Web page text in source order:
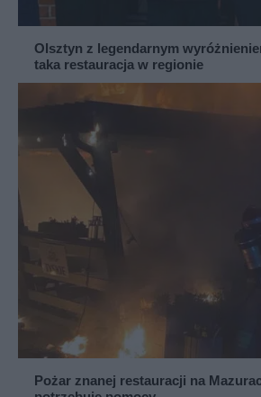
Olsztyn z legendarnym
taka restauracja w regionie
Pożar znanej restauracji na